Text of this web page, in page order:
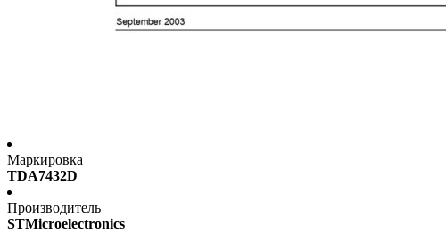
Маркировка
TDA7432D
Производитель
STMicroelectronics